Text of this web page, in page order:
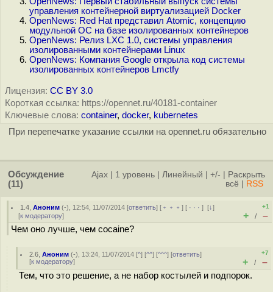
управления контейнерной виртуализацией Docker
OpenNews: Red Hat представил Atomic, концепцию
модульной ОС на базе изолированных контейнеров
OpenNews: Релиз LXC 1.0, системы управления
изолированными контейнерами Linux
OpenNews: Компания Google открыла код системы
изолированных контейнеров Lmctfy
Лицензия: CC BY 3.0
Короткая ссылка: https://opennet.ru/40181-container
Ключевые слова: container, docker, kubernetes
При перепечатке указание ссылки на opennet.ru обязательно
Обсуждение
(11)
Ajax 1 уровень Линейный +/-
Раскрыть
всё
RSS
1.4 ,Аноним (-), 12:54, 11/07/2014 [ответить] [ ﹢﹢﹢] [ · · ·][↓]
[к модератору]
+1
+ / –
Чем оно лучше, чем cocaine?
2.6 ,Аноним (-), 13:24, 11/07/2014 [^] [^^] [^^^] [ответить]
[к модератору]
+7
+ / –
Тем, что это решение, а не набор костылей и подпорок.